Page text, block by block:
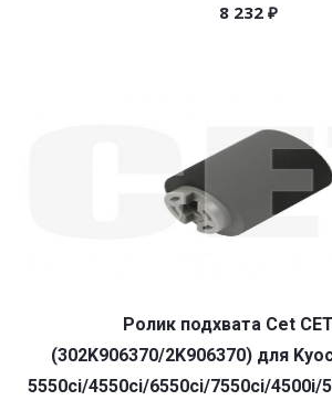
8 232 ₽
Ролик подхвата Cet
(302K906370/2K906370) для
5550ci/4550ci/6550ci/7550ci/4500i/